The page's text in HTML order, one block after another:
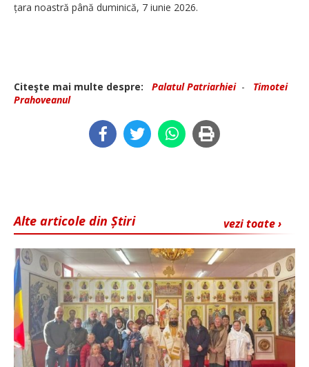
țara noastră până duminică, 7 iunie 2026.
Citeşte mai multe despre: Palatul Patriarhiei- Timotei
Prahoveanul
vezi toate ›
Alte articole din Știri